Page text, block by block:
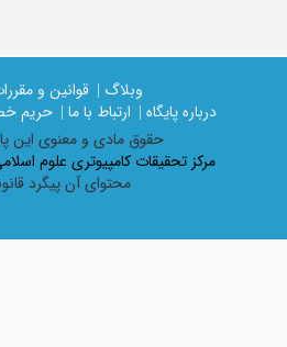
وبلاگ | قوانین و
درباره پایگاه |
ارتباط با ما | حریم
حقوق مادی و معنوی اين
مرکز تحقیقات کامپیوتری علوم
محتوای آن پیگرد